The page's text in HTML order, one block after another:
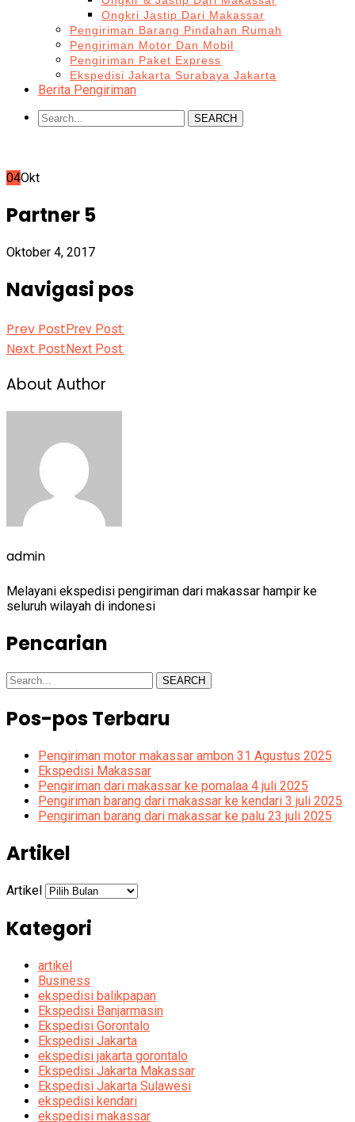
Ongkri Jastip Dari Makassar
Pengiriman Barang Pindahan Rumah
Pengiriman Motor Dan Mobil
Pengiriman Paket Express
Ekspedisi Jakarta Surabaya Jakarta
Berita Pengiriman
SEARCH
04Okt
Partner 5
Oktober 4, 2017
Navigasi pos
Prev PostPrev Post:
Next PostNext Post:
About Author
admin
Melayani ekspedisi pengiriman dari makassar hampir ke
seluruh wilayah di indonesi
Pencarian
SEARCH
Pos-pos Terbaru
Pengiriman motor makassar ambon 31 Agustus 2025
Ekspedisi Makassar
Pengiriman dari makassar ke pomalaa 4 juli 2025
Pengiriman barang dari makassar ke kendari 3 juli 2025
Pengiriman barang dari makassar ke palu 23 juli 2025
Artikel
Artikel
Kategori
artikel
Business
ekspedisi balikpapan
Ekspedisi Banjarmasin
Ekspedisi Gorontalo
Ekspedisi Jakarta
ekspedisi jakarta gorontalo
Ekspedisi Jakarta Makassar
Ekspedisi Jakarta Sulawesi
ekspedisi kendari
ekspedisi makassar